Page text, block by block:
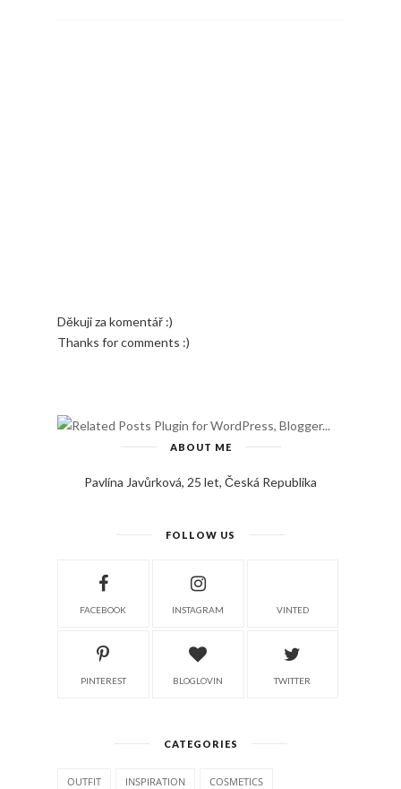
Děkuji za komentář :)
Thanks for comments :)
ABOUT ME
Pavlína Javůrková, 25 let, Česká Republika
FOLLOW US
FACEBOOK INSTAGRAM VINTED
PINTEREST BLOGLOVIN TWITTER
CATEGORIES
OUTFIT INSPIRATION COSMETICS